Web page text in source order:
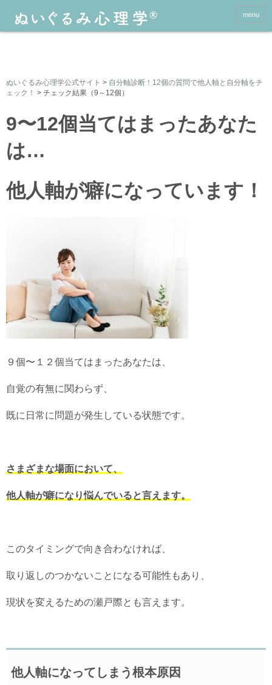
menu
ぬいぐるみ心理学公式サイト > 自分軸診断！12個の質問で他人軸と自分軸をチ
ェック！ > チェック結果（9～12個）
9〜12個当てはまったあなた
は…
他人軸が癖になっています！
９個〜１２個当てはまったあなたは、
自覚の有無に関わらず、
既に日常に問題が発生している状態です。
さまざまな場面において、
他人軸が癖になり悩んでいると言えます。
このタイミングで向き合わなければ、
取り返しのつかないことになる可能性もあり、
現状を変えるための瀬戸際とも言えます。
他人軸になってしまう根本原因